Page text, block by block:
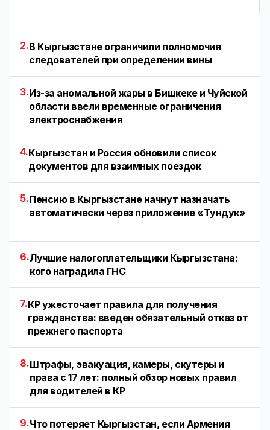
2.В Кыргызстане ограничили полномочия
следователей при определении вины
3.Из-за аномальной жары в Бишкеке и Чуйской
области ввели временные ограничения
электроснабжения
4.Кыргызстан и Россия обновили список
документов для взаимных поездок
5.Пенсию в Кыргызстане начнут назначать
автоматически через приложение «Тундук»
6.Лучшие налогоплательщики Кыргызстана:
кого наградила ГНС
7.КР ужесточает правила для получения
гражданства: введен обязательный отказ от
прежнего паспорта
8.Штрафы, эвакуация, камеры, скутеры и
права с 17 лет: полный обзор новых правил
для водителей в КР
9.Что потеряет Кыргызстан, если Армения